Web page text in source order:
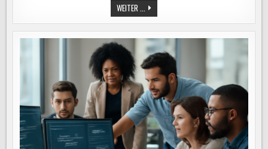
WEITER ... PROZESS
ZUR
ANWENDUNGSERSTELLUNG
MIT
NO-
CODE
PLATTFORMEN:
VON
DER
BEDARFSANALYSE
BIS
ZUR
UI-
GESTALTUNG